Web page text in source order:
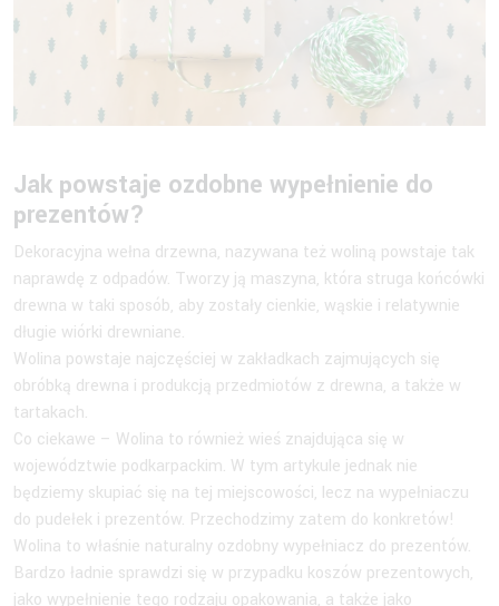
Jak powstaje ozdobne wypełnienie do
prezentów?
Dekoracyjna wełna drzewna, nazywana też woliną powstaje tak
naprawdę z odpadów. Tworzy ją maszyna, która struga końcówki
drewna w taki sposób, aby zostały cienkie, wąskie i relatywnie
długie wiórki drewniane.
Wolina powstaje najczęściej w zakładkach zajmujących się
obróbką drewna i produkcją przedmiotów z drewna, a także w
tartakach.
Co ciekawe – Wolina to również wieś znajdująca się w
województwie podkarpackim. W tym artykule jednak nie
będziemy skupiać się na tej miejscowości, lecz na wypełniaczu
do pudełek i prezentów. Przechodzimy zatem do konkretów!
Wolina to właśnie naturalny ozdobny wypełniacz do prezentów.
Bardzo ładnie sprawdzi się w przypadku koszów prezentowych,
jako wypełnienie tego rodzaju opakowania, a także jako